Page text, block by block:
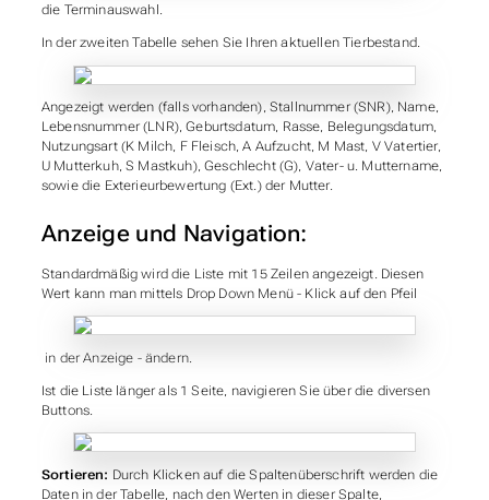
die Terminauswahl.
In der zweiten Tabelle sehen Sie Ihren aktuellen Tierbestand.
Angezeigt werden (falls vorhanden), Stallnummer (SNR), Name,
Lebensnummer (LNR), Geburtsdatum, Rasse, Belegungsdatum,
Nutzungsart (K Milch, F Fleisch, A Aufzucht, M Mast, V Vatertier,
U Mutterkuh, S Mastkuh), Geschlecht (G), Vater- u. Muttername,
sowie die Exterieurbewertung (Ext.) der Mutter.
Anzeige und Navigation:
Standardmäßig wird die Liste mit 15 Zeilen angezeigt. Diesen
Wert kann man mittels Drop Down Menü - Klick auf den Pfeil
in der Anzeige - ändern.
Ist die Liste länger als 1 Seite, navigieren Sie über die diversen
Buttons.
Sortieren: Durch Klicken auf die Spaltenüberschrift werden die
Daten in der Tabelle, nach den Werten in dieser Spalte,